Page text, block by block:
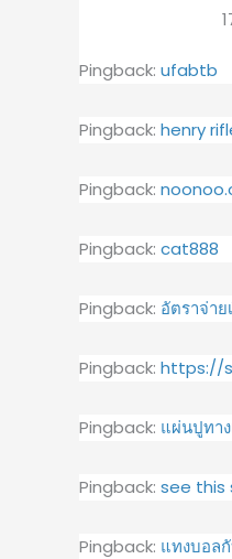
Pingback: ufabtb
Pingback: henry
Pingback:
Pingback: cat888
Pingback: อัตราจ่าย
Pingback: https://
Pingback: แผ่นปูทาง
Pingback: see this
Pingback: แทงบอล